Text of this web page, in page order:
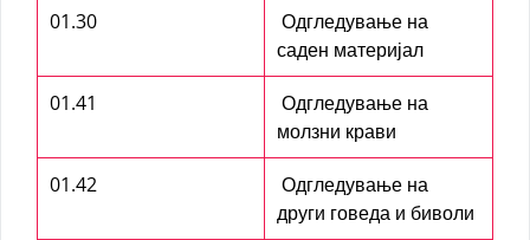
01.30
Одгледување на
саден материјал
01.41
Одгледување на
молзни крави
01.42
Одгледување на
други говеда и биволи